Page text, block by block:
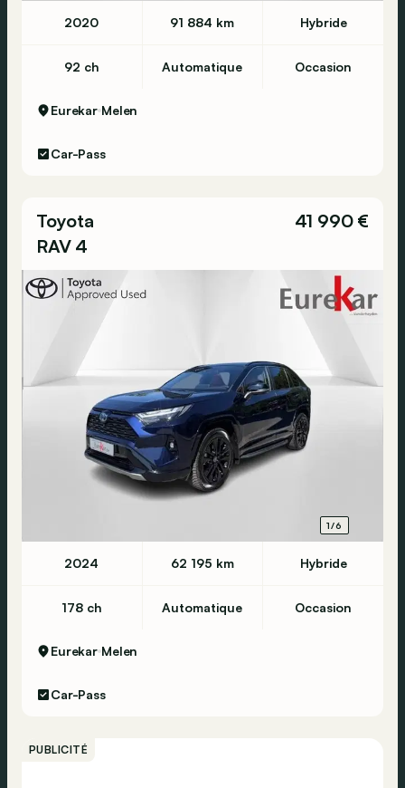
2020 91 884 km Hybride
92 ch Automatique Occasion
Eurekar Melen
Car-Pass
Toyota
RAV 4
41 990 €
1/6
2024 62 195 km Hybride
178 ch Automatique Occasion
Eurekar Melen
Car-Pass
PUBLICITÉ